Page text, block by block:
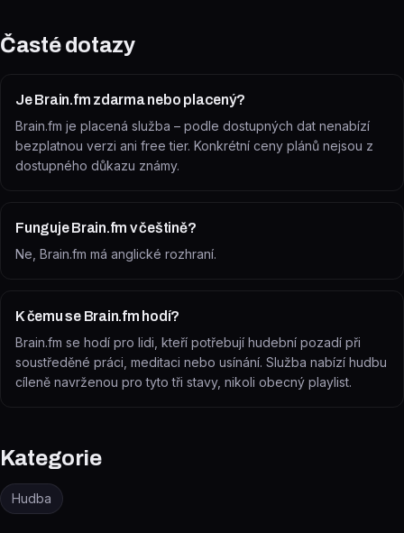
Časté dotazy
Je Brain.fm zdarma nebo placený?
Brain.fm je placená služba – podle dostupných dat nenabízí
bezplatnou verzi ani free tier. Konkrétní ceny plánů nejsou z
dostupného důkazu známy.
Funguje Brain.fm v češtině?
Ne, Brain.fm má anglické rozhraní.
K čemu se Brain.fm hodí?
Brain.fm se hodí pro lidi, kteří potřebují hudební pozadí při
soustředěné práci, meditaci nebo usínání. Služba nabízí hudbu
cíleně navrženou pro tyto tři stavy, nikoli obecný playlist.
Kategorie
Hudba